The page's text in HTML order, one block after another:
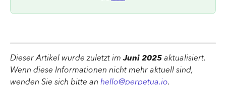
Dieser Artikel wurde zuletzt im Juni 2025 aktualisiert.
Wenn diese Informationen nicht mehr aktuell sind,
wenden Sie sich bitte an hello@perpetua.io.